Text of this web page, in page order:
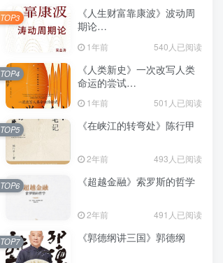
《人生财富靠康波》波动周
期论
1年前 540人已阅读
TOP3
《人类新史》一次改写人类
命运的尝试
1年前 501人已阅读
TOP4
《在峡江的转弯处》陈行甲
2年前 493人已阅读
TOP5
《超越金融》索罗斯的哲学
2年前 491人已阅读
TOP6
《郭德纲讲三国》郭德纲
TOP7